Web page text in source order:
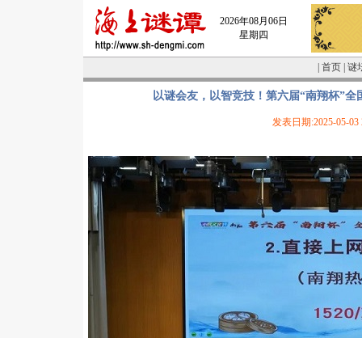
2026年08月06日
星期四
首页 谜
以谜会友，以智竞技！第六届“南翔杯”
发表日期:2025-05-03